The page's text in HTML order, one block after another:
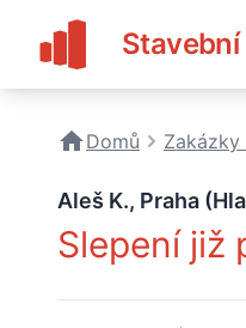
Stavební
Domů
Aleš K., Praha
Slepení již